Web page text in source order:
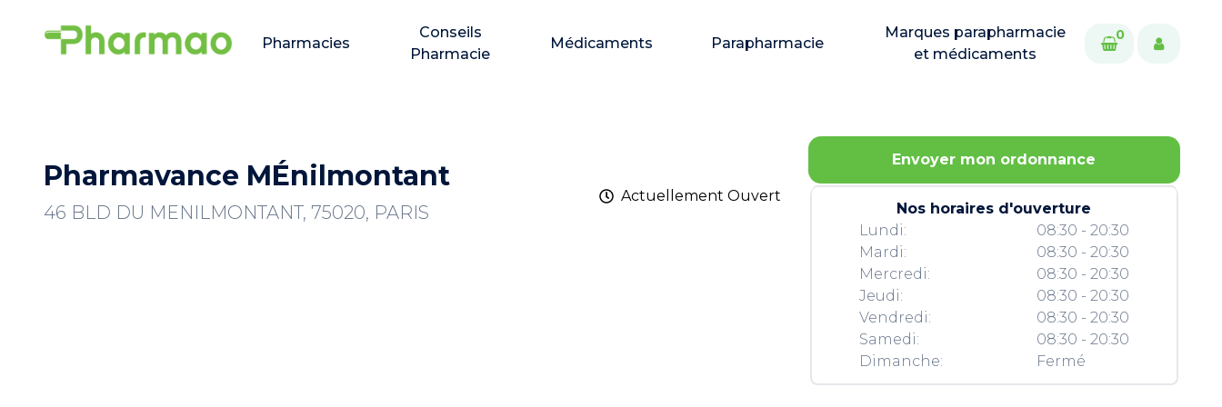
Pharmacies
Conseils
Pharmacie
Médicaments Parapharmacie
Marques parapharmacie
et médicaments
0
Pharmavance MÉnilmontant
46 BLD DU MENILMONTANT, 75020, PARIS
Actuellement Ouvert
Envoyer mon ordonnance
Nos horaires d'ouverture
Lundi:
Mardi:
Mercredi:
Jeudi:
Vendredi:
Samedi:
Dimanche:
08:30 - 20:30
08:30 - 20:30
08:30 - 20:30
08:30 - 20:30
08:30 - 20:30
08:30 - 20:30
Fermé